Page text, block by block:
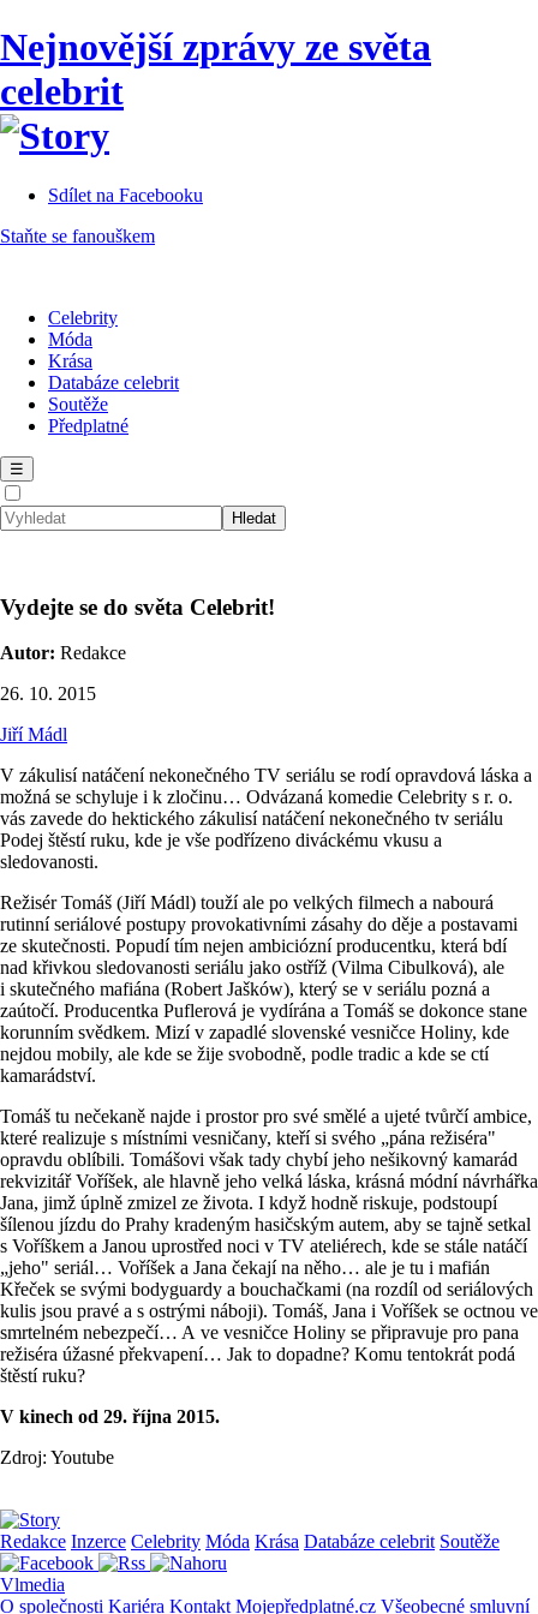
Nejnovější zprávy ze světa
celebrit
Sdílet na Facebooku
Staňte se fanouškem
Celebrity
Móda
Krása
Databáze celebrit
Soutěže
Předplatné
☰
Vydejte se do světa Celebrit!
Autor: Redakce
26. 10. 2015
Jiří Mádl
V zákulisí natáčení nekonečného TV seriálu se rodí opravdová láska a
možná se schyluje i k zločinu… Odvázaná komedie Celebrity s r. o.
vás zavede do hektického zákulisí natáčení nekonečného tv seriálu
Podej štěstí ruku, kde je vše podřízeno diváckému vkusu a
sledovanosti.
Režisér Tomáš (Jiří Mádl) touží ale po velkých filmech a nabourá
rutinní seriálové postupy provokativními zásahy do děje a postavami
ze skutečnosti. Popudí tím nejen ambiciózní producentku, která bdí
nad křivkou sledovanosti seriálu jako ostříž (Vilma Cibulková), ale
i skutečného mafiána (Robert Jašków), který se v seriálu pozná a
zaútočí. Producentka Puflerová je vydírána a Tomáš se dokonce stane
korunním svědkem. Mizí v zapadlé slovenské vesničce Holiny, kde
nejdou mobily, ale kde se žije svobodně, podle tradic a kde se ctí
kamarádství.
Tomáš tu nečekaně najde i prostor pro své smělé a ujeté tvůrčí ambice,
které realizuje s místními vesničany, kteří si svého „pána režiséra"
opravdu oblíbili. Tomášovi však tady chybí jeho nešikovný kamarád
rekvizitář Voříšek, ale hlavně jeho velká láska, krásná módní návrhářka
Jana, jimž úplně zmizel ze života. I když hodně riskuje, podstoupí
šílenou jízdu do Prahy kradeným hasičským autem, aby se tajně setkal
s Voříškem a Janou uprostřed noci v TV ateliérech, kde se stále natáčí
„jeho" seriál… Voříšek a Jana čekají na něho… ale je tu i mafián
Křeček se svými bodyguardy a bouchačkami (na rozdíl od seriálových
kulis jsou pravé a s ostrými náboji). Tomáš, Jana i Voříšek se octnou ve
smrtelném nebezpečí… A ve vesničce Holiny se připravuje pro pana
režiséra úžasné překvapení… Jak to dopadne? Komu tentokrát podá
štěstí ruku?
V kinech od 29. října 2015.
Zdroj: Youtube
Redakce Inzerce Celebrity Móda Krása Databáze celebrit Soutěže
Vlmedia
O společnosti Kariéra Kontakt Mojepředplatné.cz Všeobecné smluvní